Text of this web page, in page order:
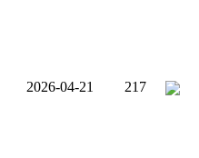
2026-04-21 217